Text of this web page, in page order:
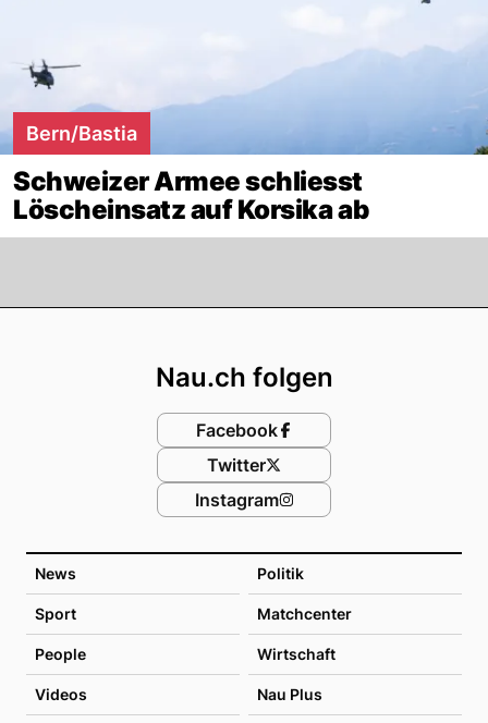
Bern/Bastia
Schweizer Armee schliesst
Löscheinsatz auf Korsika ab
News Politik
Sport Matchcenter
People Wirtschaft
Videos Nau Plus
Nau.ch folgen
Facebook
Twitter
Instagram